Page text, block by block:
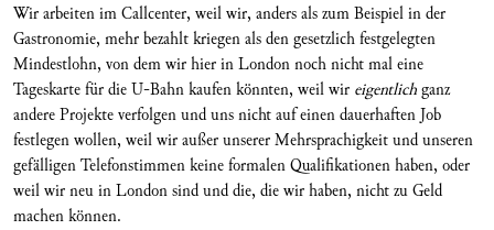
Wir arbeiten im Callcenter, weil wir, anders als zum Beispiel in der
Gastronomie, mehr bezahlt kriegen als den gesetzlich festgelegten
Mindestlohn, von dem wir hier in London noch nicht mal eine
Tageskarte für die U-Bahn kaufen könnten, weil wir eigentlichganz
andere Projekte verfolgen und uns nicht auf einen dauerhaften Job
festlegen wollen, weil wir außer unserer Mehrsprachigkeit und unseren
gefälligen Telefonstimmen keine formalen Qualifikationen haben, oder
weil wir neu in London sind und die, die wir haben, nicht zu Geld
machen können.